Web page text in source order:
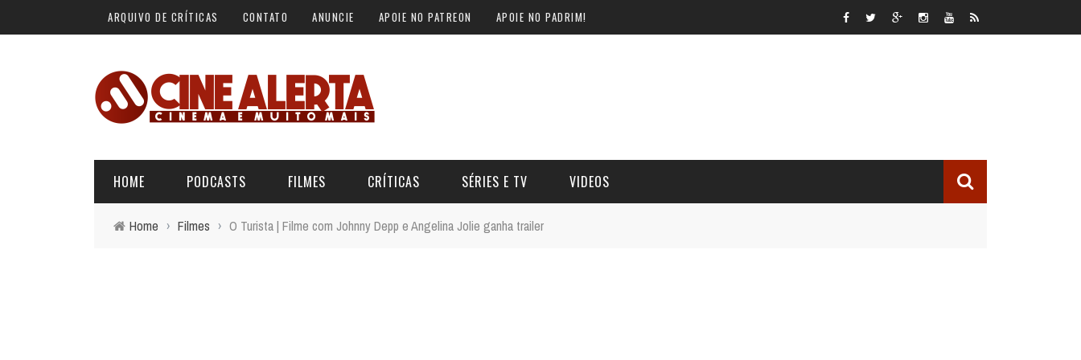
ARQUIVO DE CRÍTICAS CONTATO ANUNCIE APOIE NO PATREON APOIE NO PADRIM!
HOME PODCASTS FILMES CRÍTICAS SÉRIES E TV VIDEOS
Home › Filmes › O Turista | Filme com Johnny Depp e Angelina Jolie ganha trailer